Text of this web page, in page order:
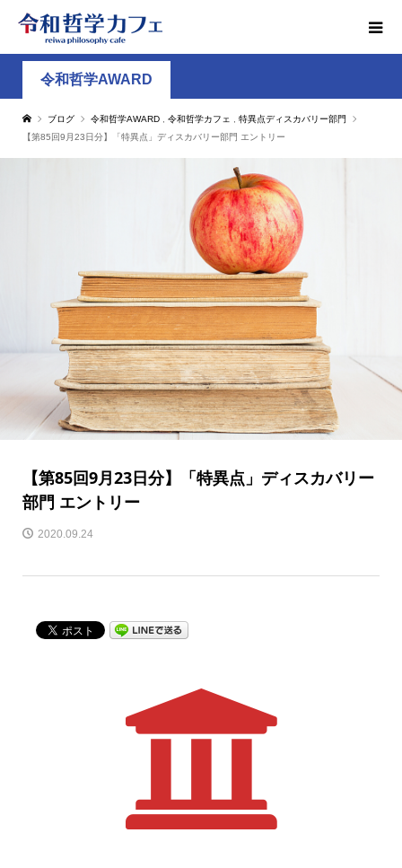
令和哲学AWARD
ブログ 令和哲学AWARD 令和哲学カフェ
特異点ディスカバリー部門
【第85回9月23日分】「特異点」ディスカバリー部門 エントリー
【第85回9月23日分】「特異点」ディスカバリー
部門 エントリー
2020.09.24